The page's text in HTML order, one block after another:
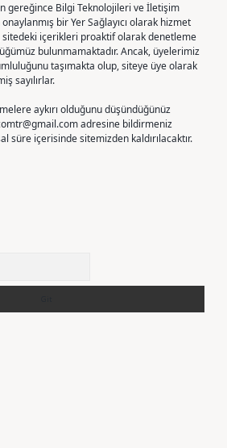
gereğince Bilgi Teknolojileri ve İletişim
bir Yer Sağlayıcı olarak hizmet
içerikleri proaktif olarak denetleme
bulunmamaktadır. Ancak, üyelerimiz
taşımakta olup, siteye üye olarak
sayılırlar.
aykırı olduğunu düşündüğünüz
adresine bildirmeniz
süre içerisinde sitemizden kaldırılacaktır.